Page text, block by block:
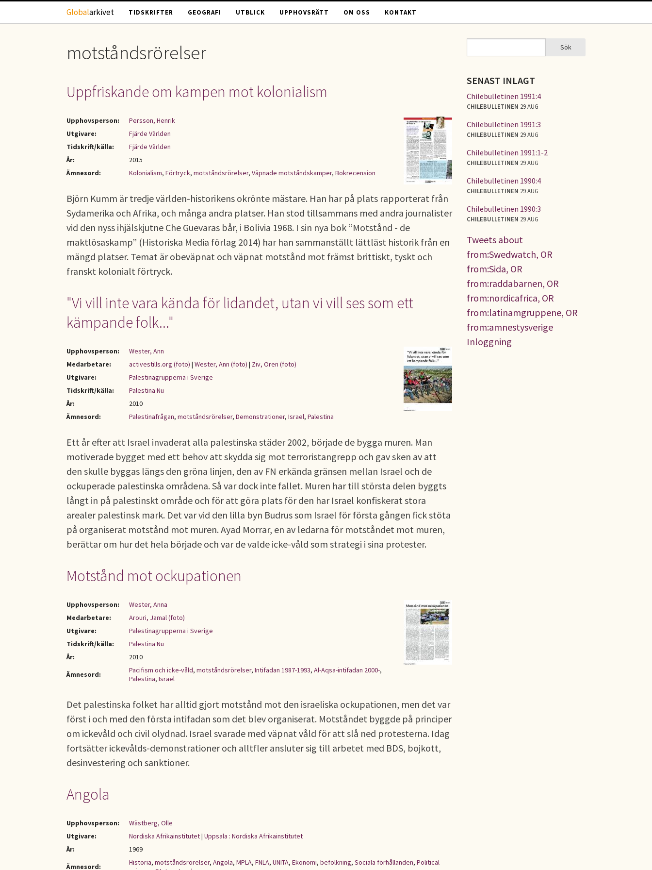
Hoppa till huvudinnehåll
Globalarkivet TIDSKRIFTER GEOGRAFI UTBLICK UPPHOVSRÄTT OM OSS KONTAKT
motståndsrörelser
Uppfriskande om kampen mot kolonialism
Upphovsperson:
Persson, Henrik
Utgivare:
Fjärde Världen
Tidskrift/källa:
Fjärde Världen
År:
2015
Ämnesord:
Kolonialism, Förtryck, motståndsrörelser, Väpnade motståndskamper, Bokrecension
Björn Kumm är tredje världen-historikens okrönte mästare. Han har på plats rapporterat från
Sydamerika och Afrika, och många andra platser. Han stod tillsammans med andra journalister
vid den nyss ihjälskjutne Che Guevaras bår, i Bolivia 1968. I sin nya bok ”Motstånd - de
maktlösaskamp” (Historiska Media förlag 2014) har han sammanställt lättläst historik från en
mängd platser. Temat är obeväpnat och väpnat motstånd mot främst brittiskt, tyskt och
franskt kolonialt förtryck.
"Vi vill inte vara kända för lidandet, utan vi vill ses som ett
kämpande folk..."
Upphovsperson:
Wester, Ann
Medarbetare:
activestills.org (foto) | Wester, Ann (foto) | Ziv, Oren (foto)
Utgivare:
Palestinagrupperna i Sverige
Tidskrift/källa:
Palestina Nu
År:
2010
Ämnesord:
Palestinafrågan, motståndsrörelser, Demonstrationer, Israel, Palestina
Ett år efter att Israel invaderat alla palestinska städer 2002, började de bygga muren. Man
motiverade bygget med ett behov att skydda sig mot terroristangrepp och gav sken av att
den skulle byggas längs den gröna linjen, den av FN erkända gränsen mellan Israel och de
ockuperade palestinska områdena. Så var dock inte fallet. Muren har till största delen byggts
långt in på palestinskt område och för att göra plats för den har Israel konfiskerat stora
arealer palestinsk mark. Det var vid den lilla byn Budrus som Israel för första gången fick stöta
på organiserat motstånd mot muren. Ayad Morrar, en av ledarna för motståndet mot muren,
berättar om hur det hela började och var de valde icke-våld som strategi i sina protester.
Motstånd mot ockupationen
Upphovsperson:
Wester, Anna
Medarbetare:
Arouri, Jamal (foto)
Utgivare:
Palestinagrupperna i Sverige
Tidskrift/källa:
Palestina Nu
År:
2010
Ämnesord:
Pacifism och icke-våld, motståndsrörelser, Intifadan 1987-1993, Al-Aqsa-intifadan 2000-,
Palestina, Israel
Det palestinska folket har alltid gjort motstånd mot den israeliska ockupationen, men det var
först i och med den första intifadan som det blev organiserat. Motståndet byggde på principer
om ickevåld och civil olydnad. Israel svarade med väpnat våld för att slå ned protesterna. Idag
fortsätter ickevålds-demonstrationer och alltfler ansluter sig till arbetet med BDS, bojkott,
desinvestering och sanktioner.
Angola
Upphovsperson:
Wästberg, Olle
Utgivare:
Nordiska Afrikainstitutet| Uppsala : Nordiska Afrikainstitutet
År:
1969
Ämnesord:
Historia, motståndsrörelser, Angola, MPLA, FNLA, UNITA, Ekonomi, befolkning, Sociala förhållanden, Political
SÖKFORMULÄR Sök
SENAST INLAGT
Chilebulletinen 1991:4
CHILEBULLETINEN 29 AUG
Chilebulletinen 1991:3
CHILEBULLETINEN 29 AUG
Chilebulletinen 1991:1-2
CHILEBULLETINEN 29 AUG
Chilebulletinen 1990:4
CHILEBULLETINEN 29 AUG
Chilebulletinen 1990:3
CHILEBULLETINEN 29 AUG
Tweets about
from:Swedwatch, OR
from:Sida, OR
from:raddabarnen, OR
from:nordicafrica, OR
from:latinamgruppene, OR
from:amnestysverige
Inloggning